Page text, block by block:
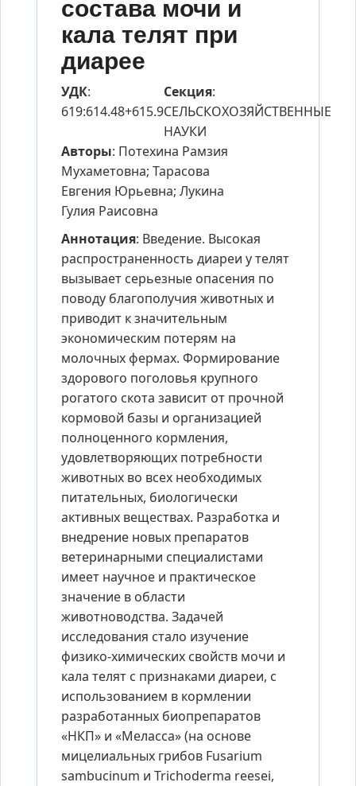
состава мочи и
кала телят при
диарее
УДК:
619:614.48+615.9
Секция:
СЕЛЬСКОХОЗЯЙСТВЕННЫЕ
НАУКИ
Авторы: Потехина Рамзия
Мухаметовна; Тарасова
Евгения Юрьевна; Лукина
Гулия Раисовна
Аннотация: Введение. Высокая
распространенность диареи у телят
вызывает серьезные опасения по
поводу благополучия животных и
приводит к значительным
экономическим потерям на
молочных фермах. Формирование
здорового поголовья крупного
рогатого скота зависит от прочной
кормовой базы и организацией
полноценного кормления,
удовлетворяющих потребности
животных во всех необходимых
питательных, биологически
активных веществах. Разработка и
внедрение новых препаратов
ветеринарными специалистами
имеет научное и практическое
значение в области
животноводства. Задачей
исследования стало изучение
физико-химических свойств мочи и
кала телят с признаками диареи, с
использованием в кормлении
разработанных биопрепаратов
«НКП» и «Меласса» (на основе
мицелиальных грибов Fusarium
sambucinum и Trichoderma reesei,